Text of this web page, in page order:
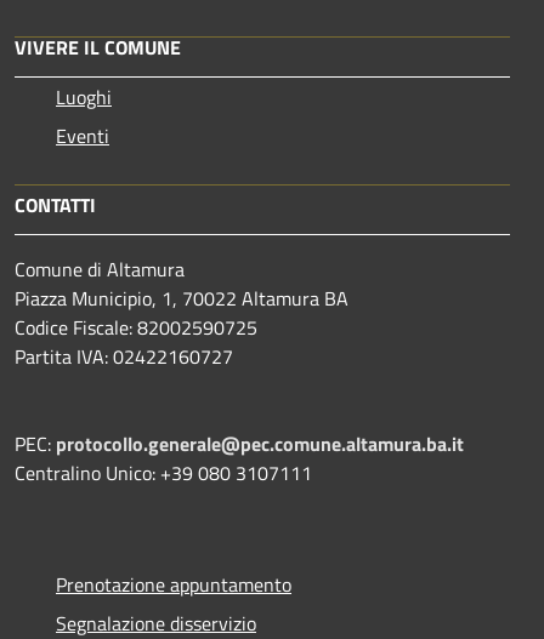
VIVERE IL COMUNE
Luoghi
Eventi
CONTATTI
Comune di Altamura
Piazza Municipio, 1, 70022 Altamura BA
Codice Fiscale: 82002590725
Partita IVA: 02422160727
PEC: protocollo.generale@pec.comune.altamura.ba.it
Centralino Unico: +39 080 3107111
Prenotazione appuntamento
Segnalazione disservizio